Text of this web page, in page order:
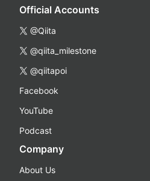
Official Accounts
@Qiita
@qiita_milestone
@qiitapoi
Facebook
YouTube
Podcast
Company
About Us